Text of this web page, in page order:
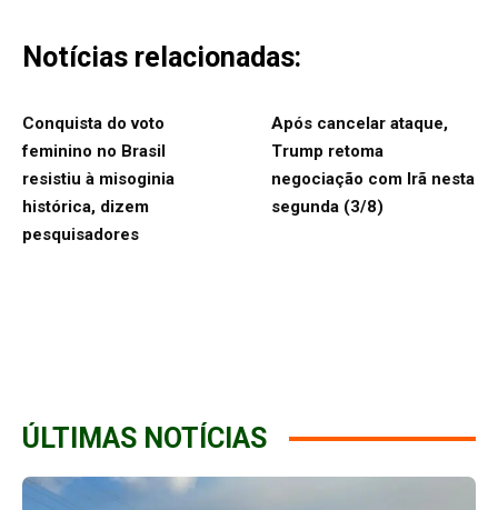
Notícias relacionadas:
Conquista do voto
feminino no Brasil
resistiu à misoginia
histórica, dizem
pesquisadores
Após cancelar ataque,
Trump retoma
negociação com Irã nesta
segunda (3/8)
ÚLTIMAS NOTÍCIAS